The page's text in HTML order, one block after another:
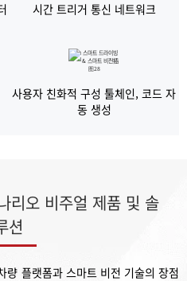
시간 트리거 통신 네트워크
사용자 친화적 구성 툴체인, 코드 자
동 생성
오 비주얼 제품 및 솔
션
플랫폼과 스마트 비전 기술의 장점